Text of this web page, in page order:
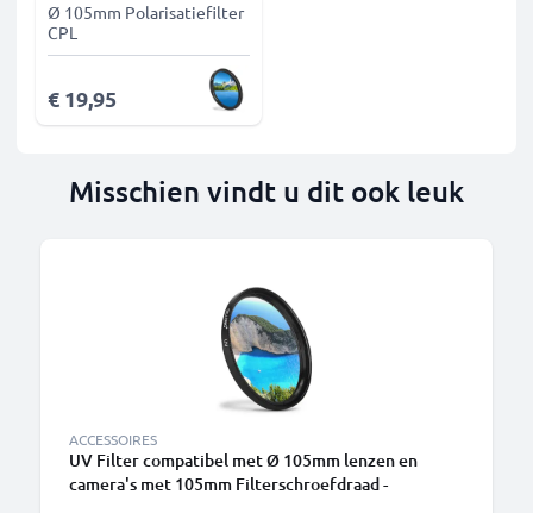
Ø 105mm Polarisatiefilter
CPL
€ 19,95
Misschien vindt u dit ook leuk
ACCESSOIRES
UV Filter compatibel met Ø 105mm lenzen en
camera's met 105mm Filterschroefdraad -